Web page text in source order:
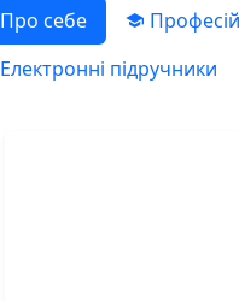
Про себе
Електронні підручники